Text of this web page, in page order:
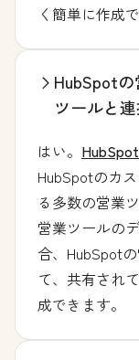
く簡単に作成
HubSpot
ツールと
はい。
HubSpotのカ
る多数の営業
営業ツールの
合、HubSpot
て、共有され
成できます。